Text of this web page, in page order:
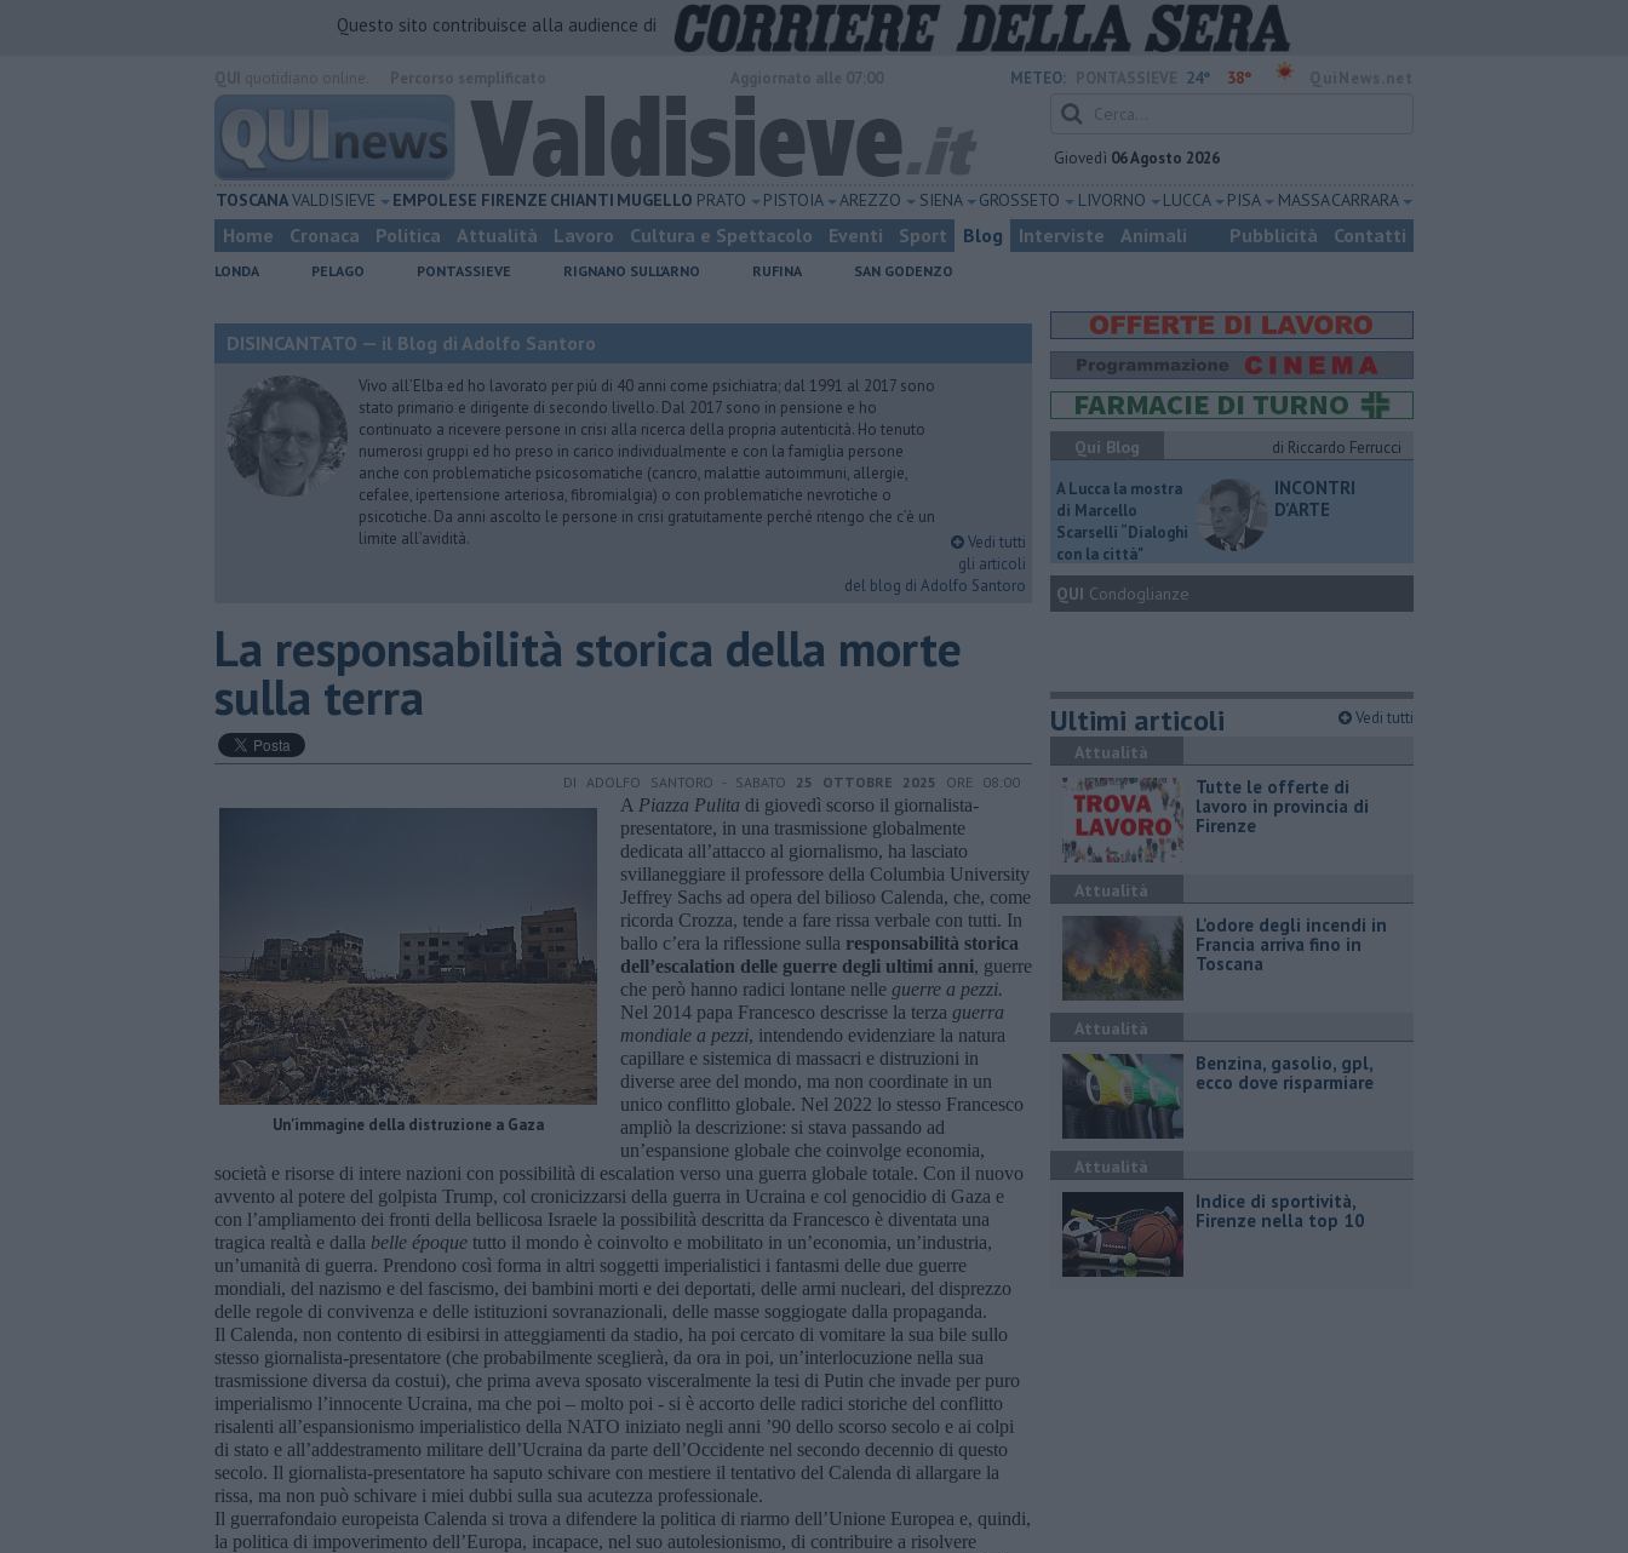
Questo sito contribuisce alla audience di
METEO: 24° 38°
Giovedì 06 Agosto 2026
TOSCANAVALDISIEVE EMPOLESE FIRENZE CHIANTI MUGELLO PRATO PISTOIA AREZZO SIENA GROSSETO LIVORNO LUCCA PISA MASSA CARRARA
Home Cronaca Politica Attualità Lavoro Cultura e Spettacolo Eventi Sport Blog Interviste Animali Pubblicità Contatti
LONDA PELAGO PONTASSIEVE RIGNANO SULL'ARNO RUFINA SAN GODENZO
DISINCANTATO — il Blog di Adolfo Santoro
Vivo all’Elba ed ho lavorato per più di 40 anni come psichiatra; dal 1991 al 2017 sono
stato primario e dirigente di secondo livello. Dal 2017 sono in pensione e ho
continuato a ricevere persone in crisi alla ricerca della propria autenticità. Ho tenuto
numerosi gruppi ed ho preso in carico individualmente e con la famiglia persone
anche con problematiche psicosomatiche (cancro, malattie autoimmuni, allergie,
cefalee, ipertensione arteriosa, fibromialgia) o con problematiche nevrotiche o
psicotiche. Da anni ascolto le persone in crisi gratuitamente perché ritengo che c’è un
limite all’avidità.
Vedi tutti
gli articoli
del blog di Adolfo Santoro
La responsabilità storica della morte
sulla terra
DI ADOLFO SANTORO - SABATO 25 OTTOBRE 2025 ORE 08:00
Un'immagine della distruzione a Gaza
A Piazza Pulita di giovedì scorso il giornalista-
presentatore, in una trasmissione globalmente
dedicata all’attacco al giornalismo, ha lasciato
svillaneggiare il professore della Columbia University
Jeffrey Sachs ad opera del bilioso Calenda, che, come
ricorda Crozza, tende a fare rissa verbale con tutti. In
ballo c’era la riflessione sulla responsabilità storica
dell’escalation delle guerre degli ultimi anni, guerre
che però hanno radici lontane nelle guerre a pezzi.
Nel 2014 papa Francesco descrisse la terza guerra
mondiale a pezzi, intendendo evidenziare la natura
capillare e sistemica di massacri e distruzioni in
diverse aree del mondo, ma non coordinate in un
unico conflitto globale. Nel 2022 lo stesso Francesco
ampliò la descrizione: si stava passando ad
un’espansione globale che coinvolge economia,
società e risorse di intere nazioni con possibilità di escalation verso una guerra globale totale. Con il nuovo
avvento al potere del golpista Trump, col cronicizzarsi della guerra in Ucraina e col genocidio di Gaza e
con l’ampliamento dei fronti della bellicosa Israele la possibilità descritta da Francesco è diventata una
tragica realtà e dalla belle époque tutto il mondo è coinvolto e mobilitato in un’economia, un’industria,
un’umanità di guerra. Prendono così forma in altri soggetti imperialistici i fantasmi delle due guerre
mondiali, del nazismo e del fascismo, dei bambini morti e dei deportati, delle armi nucleari, del disprezzo
delle regole di convivenza e delle istituzioni sovranazionali, delle masse soggiogate dalla propaganda.
Il Calenda, non contento di esibirsi in atteggiamenti da stadio, ha poi cercato di vomitare la sua bile sullo
stesso giornalista-presentatore (che probabilmente sceglierà, da ora in poi, un’interlocuzione nella sua
trasmissione diversa da costui), che prima aveva sposato visceralmente la tesi di Putin che invade per puro
imperialismo l’innocente Ucraina, ma che poi – molto poi - si è accorto delle radici storiche del conflitto
risalenti all’espansionismo imperialistico della NATO iniziato negli anni ’90 dello scorso secolo e ai colpi
di stato e all’addestramento militare dell’Ucraina da parte dell’Occidente nel secondo decennio di questo
secolo. Il giornalista-presentatore ha saputo schivare con mestiere il tentativo del Calenda di allargare la
rissa, ma non può schivare i miei dubbi sulla sua acutezza professionale.
Il guerrafondaio europeista Calenda si trova a difendere la politica di riarmo dell’Unione Europea e, quindi,
la politica di impoverimento dell’Europa, incapace, nel suo autolesionismo, di contribuire a risolvere
Qui Blog
di Riccardo Ferrucci
A Lucca la mostra
di Marcello
Scarselli “Dialoghi
con la città"
INCONTRI
D'ARTE
QUI Condoglianze
Ultimi articoli Vedi tutti
Attualità
​Tutte le offerte di
lavoro in provincia di
Firenze
Attualità
L'odore degli incendi in
Francia arriva fino in
Toscana
Attualità
​Benzina, gasolio, gpl,
ecco dove risparmiare
Attualità
Indice di sportività,
Firenze nella top 10